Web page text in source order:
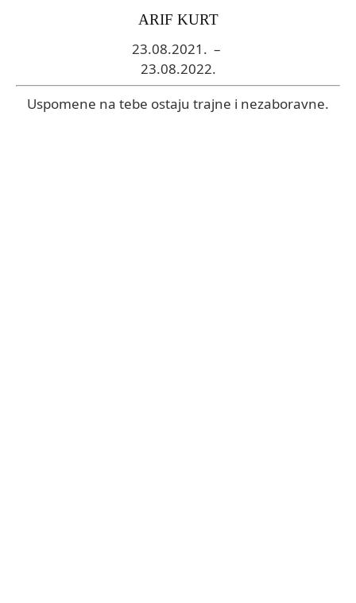
ARIF KURT
23.08.2021. –
23.08.2022.
Uspomene na tebe ostaju trajne i nezaboravne.